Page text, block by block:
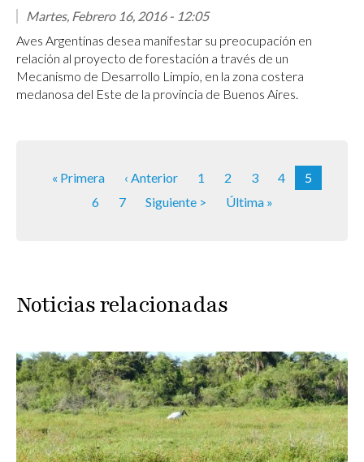
Martes, Febrero 16, 2016 - 12:05
Aves Argentinas desea manifestar su preocupación en
relación al proyecto de forestación a través de un
Mecanismo de Desarrollo Limpio, en la zona costera
medanosa del Este de la provincia de Buenos Aires.
Primera página
« Primera Página anterior
‹ Anterior Página
1 Página
2 Página
3 Página
4 Página
5
Página
6 Página
7 Siguiente página
Siguiente > Última página
Última »
Noticias relacionadas